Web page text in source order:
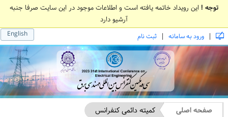
توجه ! این رویداد خاتمه یافته است و اطلاعات موجود در این سایت صرفا جنبه
آرشیو دارد
English | ورود به سامانه | ثبت نام
صفحه اصلی کمیته دائمی کنفرانس